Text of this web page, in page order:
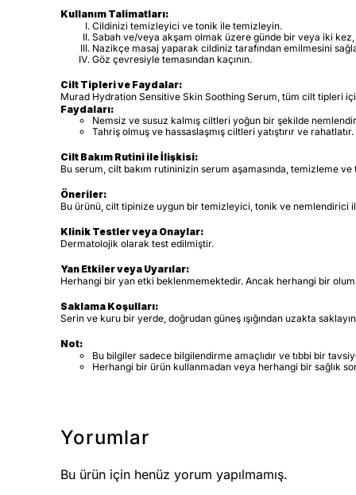
Kullanım Talimatları:
Cildinizi temizleyici ve tonik ile temizleyin.
Sabah ve/veya akşam olmak üzere günde bir veya iki
Nazikçe masaj yaparak cildiniz tarafından emilmesini
Göz çevresiyle temasından kaçının.
Cilt Tipleri ve Faydalar:
Murad Hydration Sensitive Skin Soothing Serum, tüm cilt tipleri
Faydaları:
Nemsiz ve susuz kalmış ciltleri yoğun bir şekilde
Tahriş olmuş ve hassaslaşmış ciltleri yatıştırır ve rahatlatır.
Cilt Bakım Rutini ile İlişkisi:
Bu serum, cilt bakım rutininizin serum aşamasında, temizleme
Öneriler:
Bu ürünü, cilt tipinize uygun bir temizleyici, tonik ve nemlendirici
Klinik Testler veya Onaylar:
Dermatolojik olarak test edilmiştir.
Yan Etkiler veya Uyarılar:
Herhangi bir yan etki beklenmemektedir. Ancak herhangi bir
Saklama Koşulları:
Serin ve kuru bir yerde, doğrudan güneş ışığından uzakta
Not:
Bu bilgiler sadece bilgilendirme amaçlıdır ve tıbbi bir
Herhangi bir ürün kullanmadan veya herhangi bir sağlık
Yorumlar
Bu ürün için henüz yorum yapılmamış.